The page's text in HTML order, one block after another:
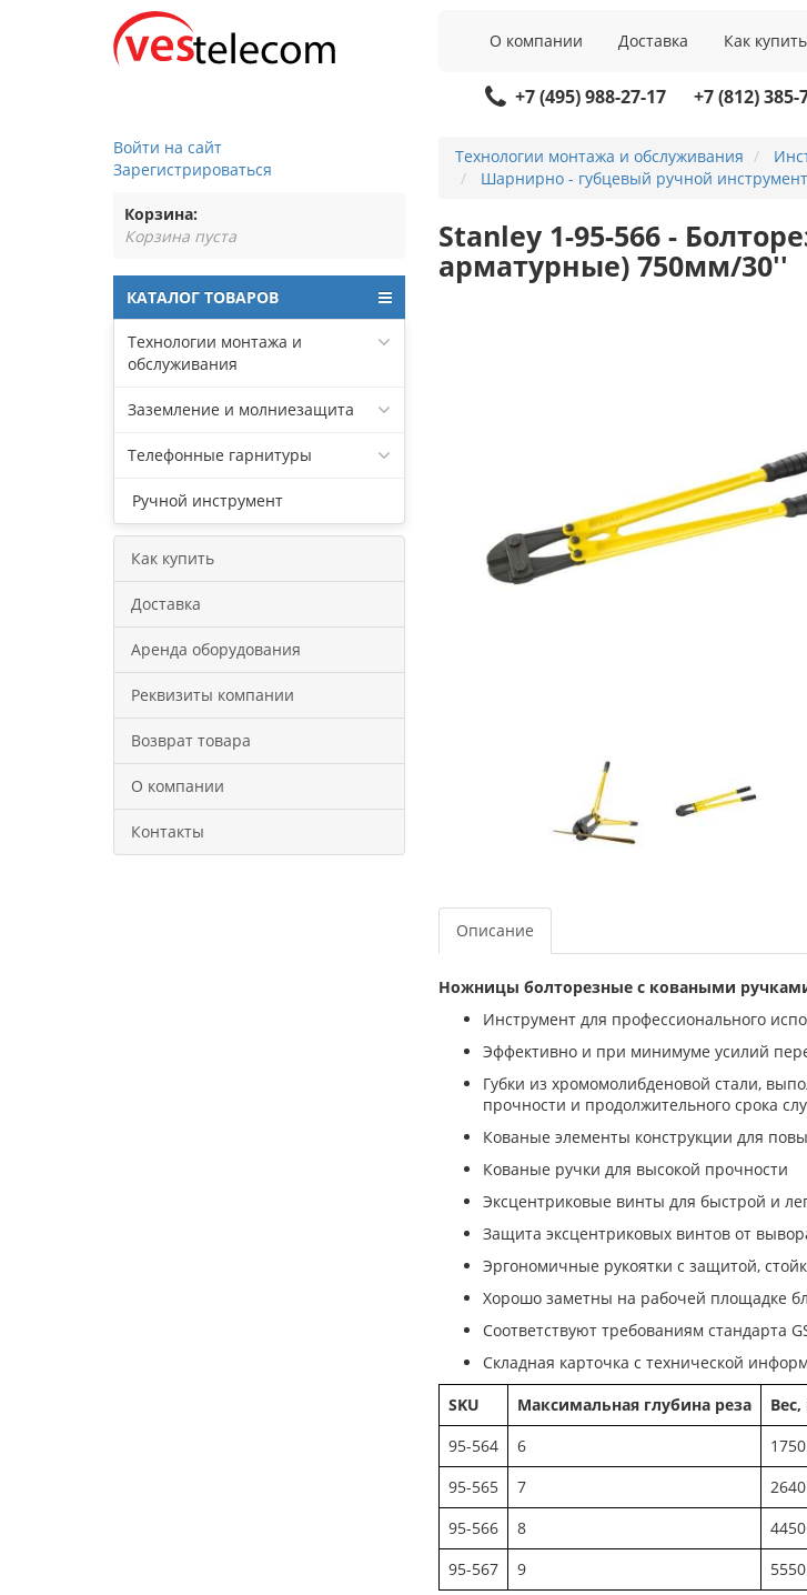
О компании Доставка Как купить
+7 (495) 988-27-17 +7 (812) 385-
Войти на сайт
Зарегистрироваться
Корзина:
Корзина пуста
КАТАЛОГ ТОВАРОВ
Технологии монтажа и
обслуживания
Заземление и молниезащита
Телефонные гарнитуры
Ручной инструмент
Как купить
Доставка
Аренда оборудования
Реквизиты компании
Возврат товара
О компании
Контакты
Технологии монтажа и обслуживания
Шарнирно - губцевый ручной инструмент
Stanley 1-95-566 -
арматурные) 750мм/30''
Описание
Ножницы болторезные с коваными
Инструмент для профессионального
Эффективно и при минимуме усилий
Губки из хромомолибденовой стали,
прочности и продолжительного срока
Кованые элементы конструкции для
Кованые ручки для высокой прочности
Эксцентриковые винты для быстрой и
Защита эксцентриковых винтов от
Эргономичные рукоятки с защитой,
Хорошо заметны на рабочей площадке
Соответствуют требованиям стандарта
Складная карточка с технической
SKU
Максимальная глубина реза Вес,
95-564
6 1750
95-565
7 2640
95-566
8 4450
95-567
9 5550